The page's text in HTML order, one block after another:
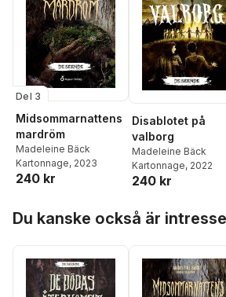
Del 3
Midsommarnattens
mardröm
Madeleine Bäck
Kartonnage, 2023
240 kr
Disablotet på
valborg
Madeleine Bäck
Kartonnage, 2022
240 kr
Du kanske också är